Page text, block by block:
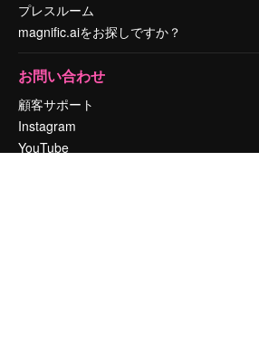
プレスルーム
magnific.aiをお探しですか？
お問い合わせ
顧客サポート
Instagram
YouTube